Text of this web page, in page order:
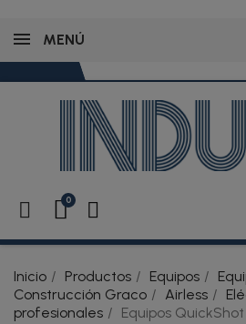
MENÚ
Inicio Productos Equipos
Construcción Graco
Airless
profesionales
Equipos